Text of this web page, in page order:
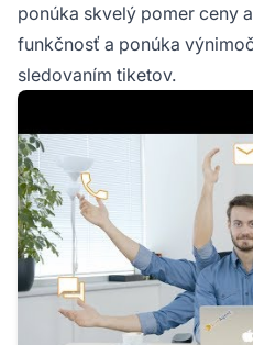
ponúka skvelý pomer ceny
funkčnosť a ponúka
sledovaním tiketov.